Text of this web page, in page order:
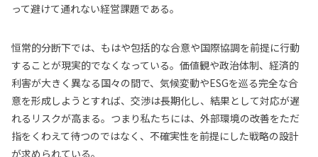
って避けて通れない経営課題である。
恒常的分断下では、もはや包括的な合意や国際協調を前提に行動
することが現実的でなくなっている。価値観や政治体制、経済的
利害が大きく異なる国々の間で、気候変動やESGを巡る完全な合
意を形成しようとすれば、交渉は長期化し、結果として対応が遅
れるリスクが高まる。つまり私たちには、外部環境の改善をただ
指をくわえて待つのではなく、不確実性を前提にした戦略の設計
が求められている。